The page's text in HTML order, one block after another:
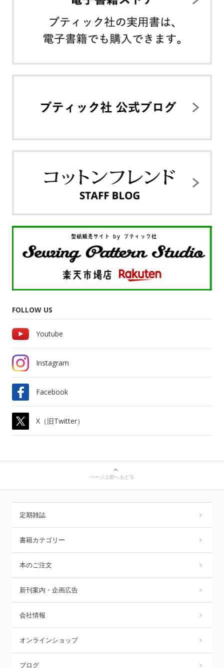
FOLLOW US
Youtube
Instagram
Facebook
X（旧Twitter）
ページ上部へもどる
定期雑誌
書籍カテゴリー
本のご注文
新刊案内・企画広告
会社情報
オンラインショップ
ブログ